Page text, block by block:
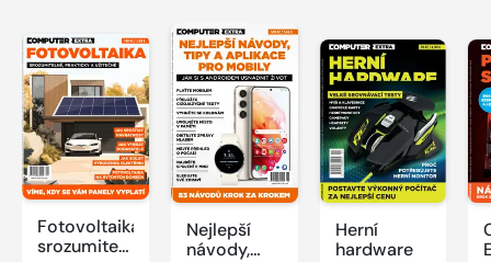
Fotovoltaika:
srozumitelně,
Nejlepší
návody,
Herní
hardware